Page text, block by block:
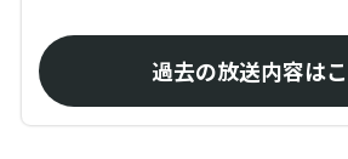
過去の放送内容は